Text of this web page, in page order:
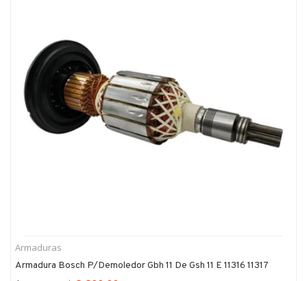
Armaduras
Armadura Bosch P/demoledor Gbh 11 De Gsh 11 E 11316 11317